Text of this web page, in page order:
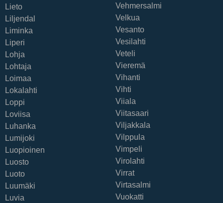
Lieto
Liljendal
Liminka
Liperi
Lohja
Lohtaja
Loimaa
Lokalahti
Loppi
Loviisa
Luhanka
Lumijoki
Luopioinen
Luosto
Luoto
Luumäki
Luvia
Vehmersalmi
Velkua
Vesanto
Vesilahti
Veteli
Vieremä
Vihanti
Vihti
Viiala
Viitasaari
Viljakkala
Vilppula
Vimpeli
Virolahti
Virrat
Virtasalmi
Vuokatti